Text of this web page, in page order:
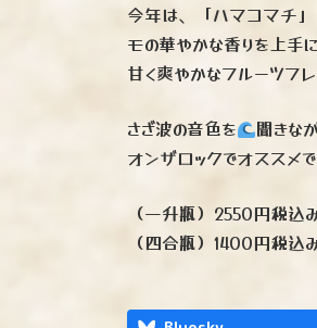
今年は、「ハマコマチ」
モの華やかな香りを上手
甘く爽やかなフルーツフ
さざ波の音色を
聞きな
オンザロックでオススメ
（一升瓶）2550円税込
（四合瓶）1400円税込